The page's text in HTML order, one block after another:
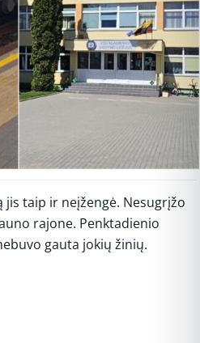
jis taip ir neįžengė. Nesugrįžo
rajone. Penktadienio
gauta jokių žinių.